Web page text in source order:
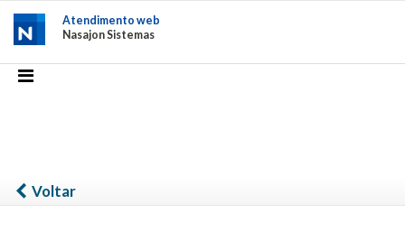
Atendimento web
Nasajon Sistemas
Voltar